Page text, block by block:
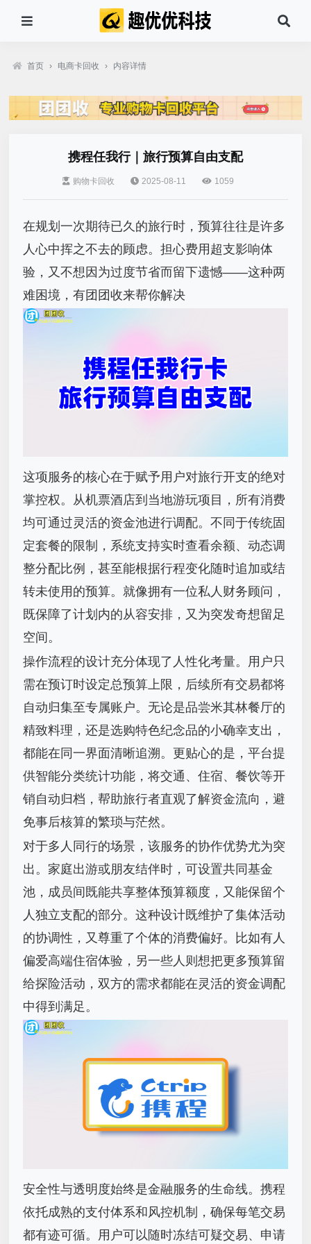
首页 › 电商卡回收 › 内容详情
携程任我行｜旅行预算自由支配
购物卡回收 2025-08-11 1059
在规划一次期待已久的旅行时，预算往往是许多
人心中挥之不去的顾虑。担心费用超支影响体
验，又不想因为过度节省而留下遗憾——这种两
难困境，有团团收来帮你解决
这项服务的核心在于赋予用户对旅行开支的绝对
掌控权。从机票酒店到当地游玩项目，所有消费
均可通过灵活的资金池进行调配。不同于传统固
定套餐的限制，系统支持实时查看余额、动态调
整分配比例，甚至能根据行程变化随时追加或结
转未使用的预算。就像拥有一位私人财务顾问，
既保障了计划内的从容安排，又为突发奇想留足
空间。
操作流程的设计充分体现了人性化考量。用户只
需在预订时设定总预算上限，后续所有交易都将
自动归集至专属账户。无论是品尝米其林餐厅的
精致料理，还是选购特色纪念品的小确幸支出，
都能在同一界面清晰追溯。更贴心的是，平台提
供智能分类统计功能，将交通、住宿、餐饮等开
销自动归档，帮助旅行者直观了解资金流向，避
免事后核算的繁琐与茫然。
对于多人同行的场景，该服务的协作优势尤为突
出。家庭出游或朋友结伴时，可设置共同基金
池，成员间既能共享整体预算额度，又能保留个
人独立支配的部分。这种设计既维护了集体活动
的协调性，又尊重了个体的消费偏好。比如有人
偏爱高端住宿体验，另一些人则想把更多预算留
给探险活动，双方的需求都能在灵活的资金调配
中得到满足。
安全性与透明度始终是金融服务的生命线。携程
依托成熟的支付体系和风控机制，确保每笔交易
都有迹可循。用户可以随时冻结可疑交易、申请